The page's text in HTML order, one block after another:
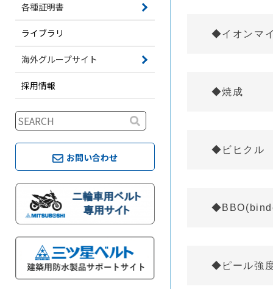
各種証明書
ライブラリ
海外グループサイト
採用情報
お問い合わせ
◆イオンマ
◆焼成
◆ビヒクル
◆ピール強